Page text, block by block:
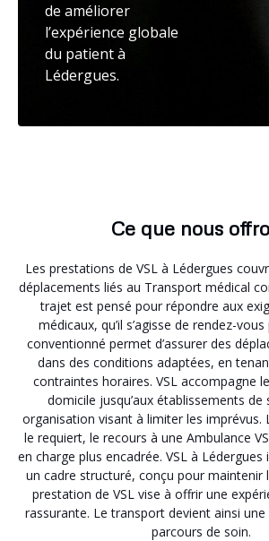
de améliorer
l’expérience globale
du patient à
Lédergues.
Ce que nous
Les prestations de VSL à Lédergues
déplacements liés au Transport médical
trajet est pensé pour répondre aux
médicaux, qu’il s’agisse de rendez-
conventionné permet d’assurer des
dans des conditions adaptées, en
contraintes horaires. VSL accompagne
domicile jusqu’aux établissements de
organisation visant à limiter les imprévus.
le requiert, le recours à une Ambulance
en charge plus encadrée. VSL à
un cadre structuré, conçu pour maintenir
prestation de VSL vise à offrir une
rassurante. Le transport devient ainsi
parcours de soin.